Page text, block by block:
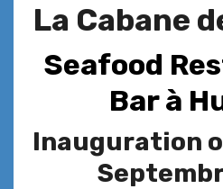
La Cabane
Seafood
Bar à
Inauguration